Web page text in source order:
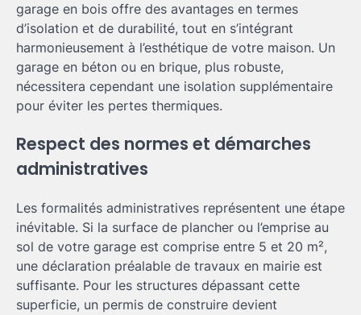
garage en bois offre des avantages en termes
d’isolation et de durabilité, tout en s’intégrant
harmonieusement à l’esthétique de votre maison. Un
garage en béton ou en brique, plus robuste,
nécessitera cependant une isolation supplémentaire
pour éviter les pertes thermiques.
Respect des normes et démarches
administratives
Les formalités administratives représentent une étape
inévitable. Si la surface de plancher ou l’emprise au
sol de votre garage est comprise entre 5 et 20 m²,
une déclaration préalable de travaux en mairie est
suffisante. Pour les structures dépassant cette
superficie, un permis de construire devient